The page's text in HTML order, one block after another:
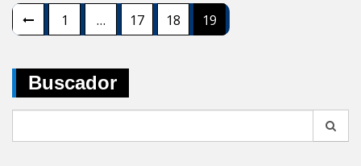
Navegación
de
entradas
1 … 17 18 19
Buscador